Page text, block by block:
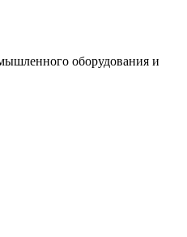
оборудования и